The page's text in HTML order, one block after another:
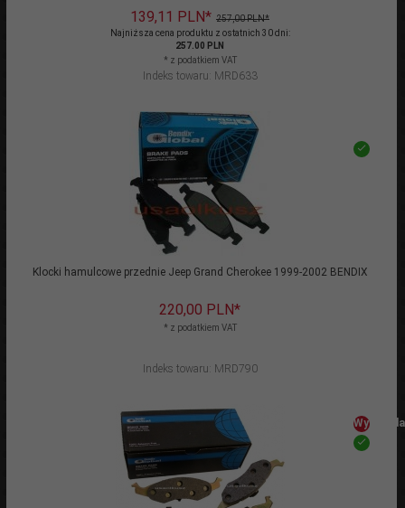
139,11 PLN* 257,00 PLN*
Najniższa cena produktu z ostatnich 30 dni:
257.00 PLN
* z podatkiem VAT
Indeks towaru: MRD633
Klocki hamulcowe przednie Jeep Grand Cherokee 1999-2002 BENDIX
220,00 PLN*
* z podatkiem VAT
Indeks towaru: MRD790